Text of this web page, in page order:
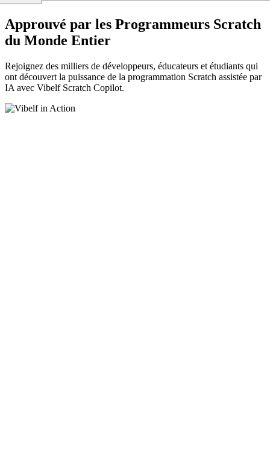
Approuvé par les Programmeurs Scratch
du Monde Entier
Rejoignez des milliers de développeurs, éducateurs et étudiants qui
ont découvert la puissance de la programmation Scratch assistée par
IA avec Vibelf Scratch Copilot.